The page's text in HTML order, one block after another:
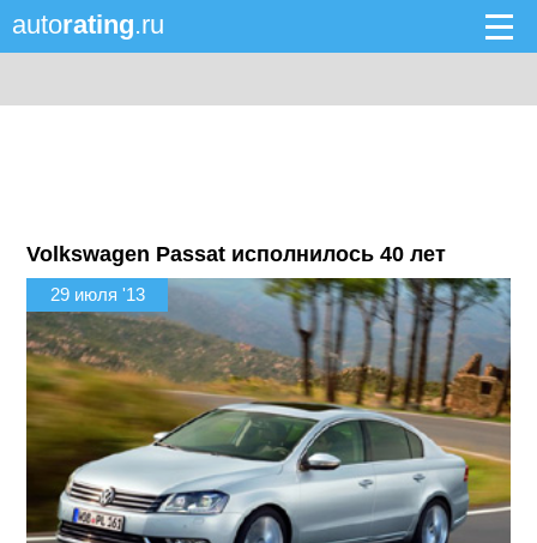
autorating.ru
Volkswagen Passat исполнилось 40 лет
29 июля '13